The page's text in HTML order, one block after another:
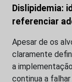
Dislipidemia:
referenciar
Apesar de os
claramente
a
continua a